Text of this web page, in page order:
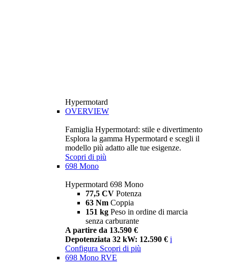
Hypermotard
OVERVIEW
Famiglia Hypermotard: stile e divertimento
Esplora la gamma Hypermotard e scegli il
modello più adatto alle tue esigenze.
Scopri di più
698 Mono
Hypermotard 698 Mono
77,5 CV Potenza
63 Nm Coppia
151 kg Peso in ordine di marcia
senza carburante
A partire da 13.590 €
Depotenziata 32 kW: 12.590 € i
Configura Scopri di più
698 Mono RVE